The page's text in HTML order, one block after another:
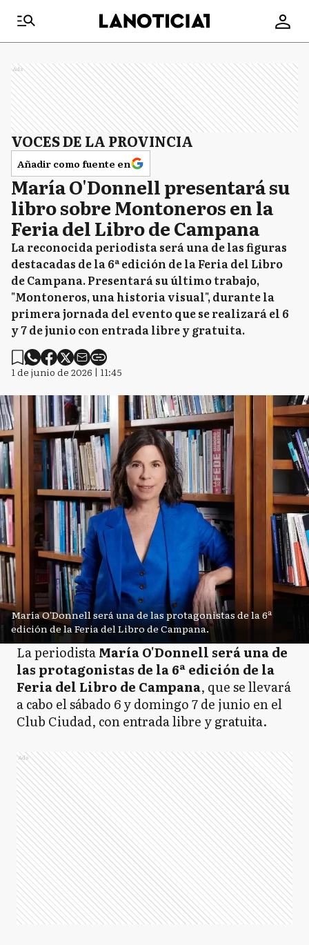
Ads
VOCES DE LA PROVINCIA
Añadir como fuente en
María O'Donnell presentará su
libro sobre Montoneros en la
Feria del Libro de Campana
La reconocida periodista será una de las figuras
destacadas de la 6ª edición de la Feria del Libro
de Campana. Presentará su último trabajo,
"Montoneros, una historia visual", durante la
primera jornada del evento que se realizará el 6
y 7 de junio con entrada libre y gratuita.
1 de junio de 2026 | 11:45
María O'Donnell será una de las protagonistas de la 6ª
edición de la Feria del Libro de Campana.
La periodistaMaría O'Donnell será una de
las protagonistas de la 6ª edición de la
Feria del Libro de Campana, que se llevará
a cabo el sábado 6 y domingo 7 de junio en el
Club Ciudad, con entrada libre y gratuita.
Ads